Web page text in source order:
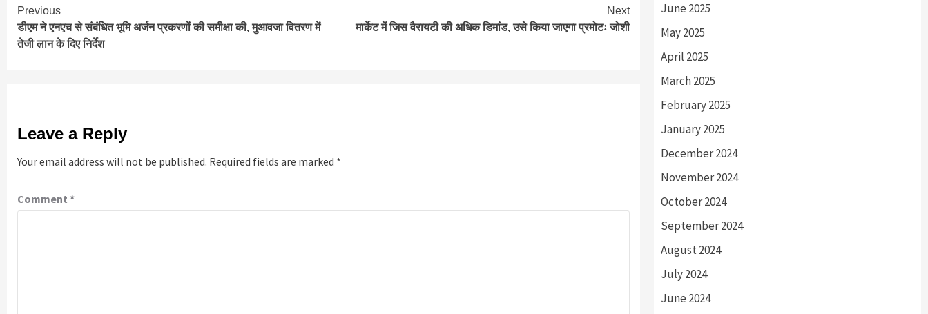
Continue
Reading
Previous
डीएम ने एनएच से संबंधित भूमि अर्जन प्रकरणों की समीक्षा की, मुआवजा वितरण में
तेजी लान के दिए निर्देश
Next
मार्केट में जिस वैरायटी की अधिक डिमांड, उसे किया जाएगा प्रमोटः जोशी
Leave a Reply
Your email address will not be published. Required fields are marked *
Comment *
June 2025
May 2025
April 2025
March 2025
February 2025
January 2025
December 2024
November 2024
October 2024
September 2024
August 2024
July 2024
June 2024